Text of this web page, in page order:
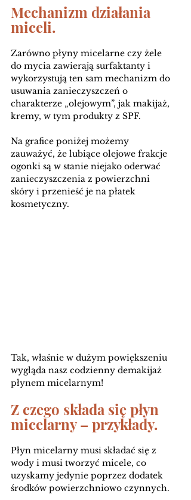
Mechanizm działania
miceli.
Zarówno płyny micelarne czy żele
do mycia zawierają surfaktanty i
wykorzystują ten sam mechanizm do
usuwania zanieczyszczeń o
charakterze „olejowym”, jak makijaż,
kremy, w tym produkty z SPF.
Na grafice poniżej możemy
zauważyć, że lubiące olejowe frakcje
ogonki są w stanie niejako oderwać
zanieczyszczenia z powierzchni
skóry i przenieść je na płatek
kosmetyczny.
Tak, właśnie w dużym powiększeniu
wygląda nasz codzienny demakijaż
płynem micelarnym!
Z czego składa się płyn
micelarny – przykłady.
Płyn micelarny musi składać się z
wody i musi tworzyć micele, co
uzyskamy jedynie poprzez dodatek
środków powierzchniowo czynnych.